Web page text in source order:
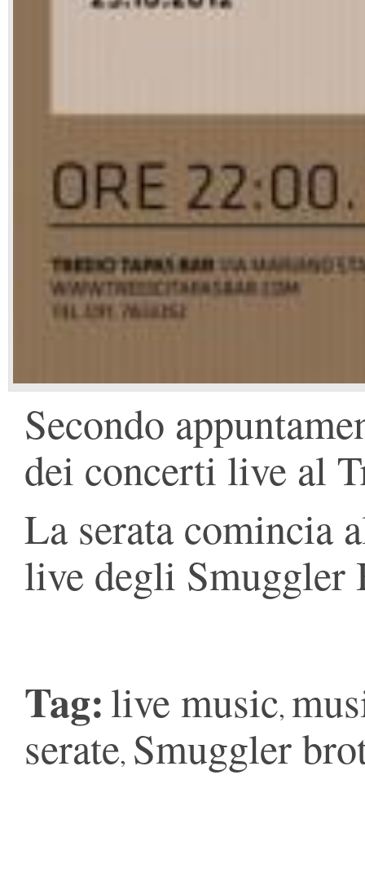
Secondo
dei concerti live al
La serata comincia
live degli Smuggler
Tag:live music,
serate, Smuggler